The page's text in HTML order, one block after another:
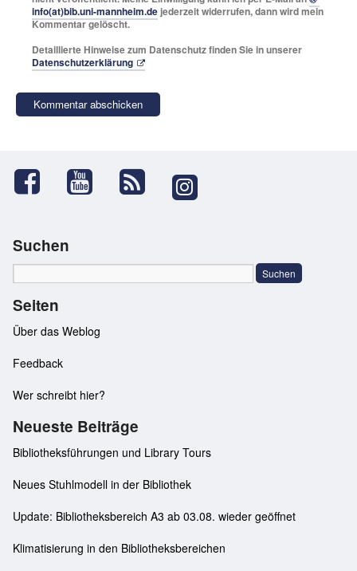
info(at)bib.uni-mannheim.de jederzeit widerrufen, dann wird mein
Kommentar gelöscht.
Detaillierte Hinweise zum Datenschutz finden Sie in unserer
Datenschutzerklärung
Suchen
Seiten
Über das Weblog
Feedback
Wer schreibt hier?
Neueste Beiträge
Bibliotheksführungen und Library Tours
Neues Stuhlmodell in der Bibliothek
Update: Bibliotheksbereich A3 ab 03.08. wieder geöffnet
Klimatisierung in den Bibliotheksbereichen